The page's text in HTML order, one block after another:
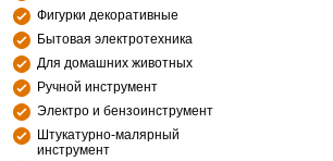
Фигурки декоративные
Бытовая электротехника
Для домашних животных
Ручной инструмент
Электро и бензоинструмент
Штукатурно-малярный
инструмент